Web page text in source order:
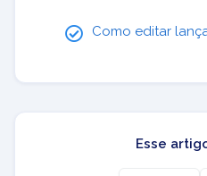
Como editar
Esse